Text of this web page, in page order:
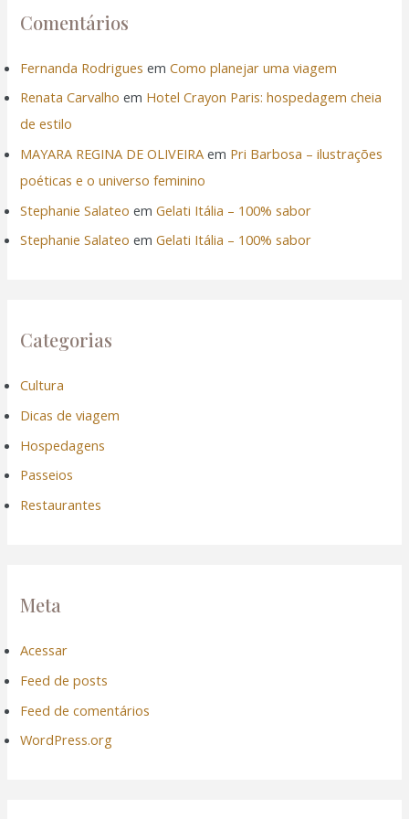
Comentários
Fernanda Rodrigues emComo planejar uma viagem
Renata Carvalho em Hotel Crayon Paris: hospedagem cheia
de estilo
MAYARA REGINA DE OLIVEIRA em Pri Barbosa – ilustrações
poéticas e o universo feminino
Stephanie Salateo emGelati Itália – 100% sabor
Stephanie Salateo emGelati Itália – 100% sabor
Categorias
Cultura
Dicas de viagem
Hospedagens
Passeios
Restaurantes
Meta
Acessar
Feed de posts
Feed de comentários
WordPress.org